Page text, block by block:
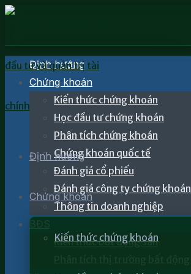
Định hướng
Chứng khoán
Kiến thức chứng khoán
Định hướng
Chứng khoán
Kiến thức chứng khoán
Học đầu tư chứng khoán
Phân tích chứng khoán
Chứng khoán quốc tế
Đánh giá cổ phiếu
Đánh giá công ty chứng khoán
Thông tin doanh nghiệp
BĐS
Kiến thức bất động sản